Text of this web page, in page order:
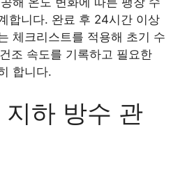
합니다. 완료 후 24시간 이상
체크리스트를 적용해 초기 수
조 속도를 기록하고 필요한
합니다.
지하 방수 관